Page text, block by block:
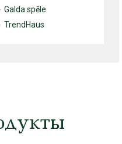
Galda spēle
TrendHaus